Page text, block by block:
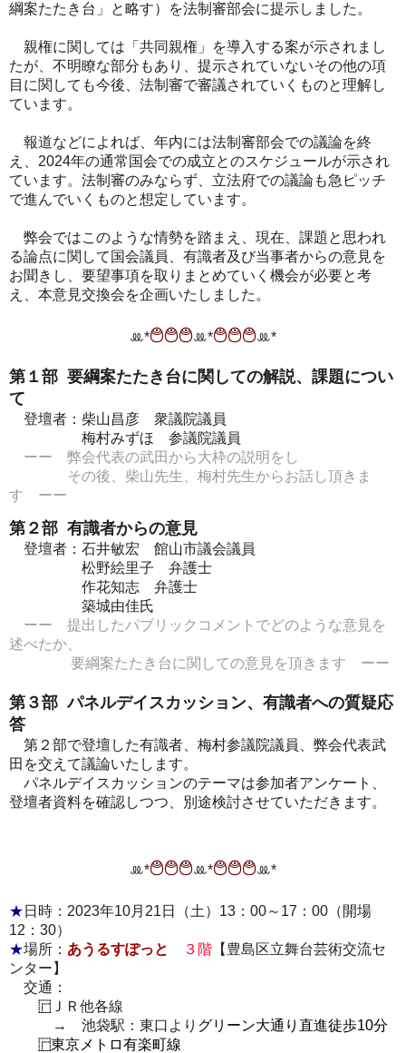
綱案たたき台」と略す）を法制審部会に提示しました。
親権に関しては「共同親権」を導入する案が示されまし
たが、不明瞭な部分もあり、提示されていないその他の項
目に関しても今後、法制審で審議されていくものと理解し
ています。
報道などによれば、年内には法制審部会での議論を終
え、2024年の通常国会での成立とのスケジュールが示され
ています。法制審のみならず、立法府での議論も急ピッチ
で進んでいくものと想定しています。
弊会ではこのような情勢を踏まえ、現在、課題と思われ
る論点に関して国会議員、有識者及び当事者からの意見を
お聞きし、要望事項を取りまとめていく機会が必要と考
え、本意見交換会を企画いたしました。
ꔛ‬*࿉࿉࿉ꔛ‬*࿉࿉࿉ꔛ‬*
第１部 要綱案たたき台に関しての解説、課題につい
て
登壇者：柴山昌彦 衆議院議員
梅村みずほ 参議院議員
ーー 弊会代表の武田から大枠の説明をし
その後、柴山先生、梅村先生からお話し頂きま
す ーー
第２部 有識者からの意見
登壇者：石井敏宏 館山市議会議員
松野絵里子 弁護士
作花知志 弁護士
築城由佳氏
ーー 提出したパブリックコメントでどのような意見を
述べたか、
要綱案たたき台に関しての意見を頂きます ーー
第３部 パネルデイスカッション、有識者への質疑応
答
第２部で登壇した有識者、梅村参議院議員、弊会代表武
田を交えて議論いたします。
パネルデイスカッションのテーマは参加者アンケート、
登壇者資料を確認しつつ、別途検討させていただきます。
ꔛ‬*࿉࿉࿉ꔛ‬*࿉࿉࿉ꔛ‬*
★ 日時：2023年10月21日（土）13：00～17：00（開場
12：30）
★場所： あうるすぽっと ３階 【豊島区立舞台芸術交流セ
ンター】
交通：
⿸ ＪＲ他各線
→ 池袋駅：東口より グリーン大通り直進徒歩10分
⿸東京メトロ有楽町線